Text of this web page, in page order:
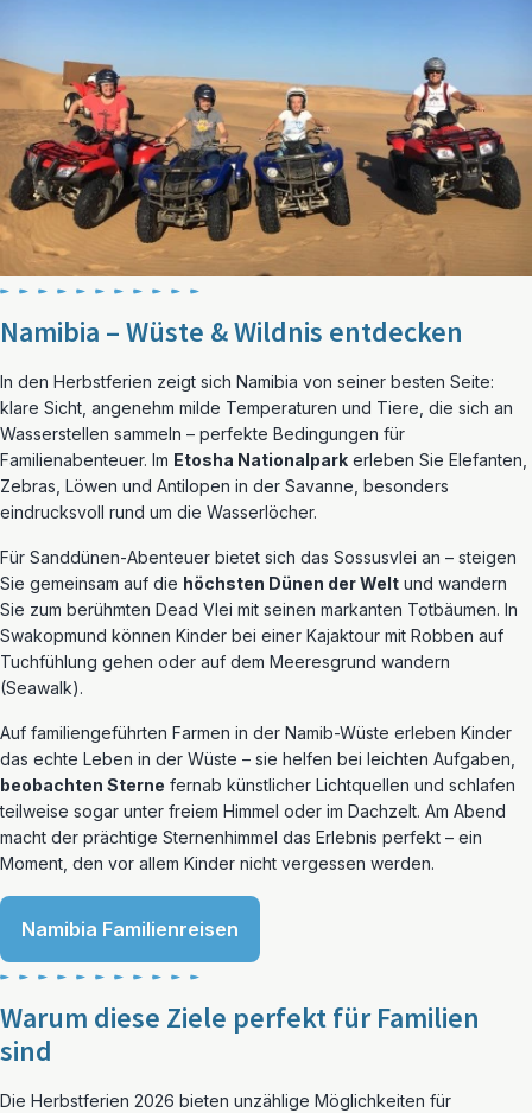
Namibia – Wüste & Wildnis entdecken
In den Herbstferien zeigt sich Namibia von seiner besten Seite:
klare Sicht, angenehm milde Temperaturen und Tiere, die sich an
Wasserstellen sammeln – perfekte Bedingungen für
Familienabenteuer. Im Etosha Nationalpark erleben Sie Elefanten,
Zebras, Löwen und Antilopen in der Savanne, besonders
eindrucksvoll rund um die Wasserlöcher.
Für Sanddünen-Abenteuer bietet sich das Sossusvlei an – steigen
Sie gemeinsam auf die höchsten Dünen der Welt und wandern
Sie zum berühmten Dead Vlei mit seinen markanten Totbäumen. In
Swakopmund können Kinder bei einer Kajaktour mit Robben auf
Tuchfühlung gehen oder auf dem Meeresgrund wandern
(Seawalk).
Auf familiengeführten Farmen in der Namib-Wüste erleben Kinder
das echte Leben in der Wüste – sie helfen bei leichten Aufgaben,
beobachten Sterne fernab künstlicher Lichtquellen und schlafen
teilweise sogar unter freiem Himmel oder im Dachzelt. Am Abend
macht der prächtige Sternenhimmel das Erlebnis perfekt – ein
Moment, den vor allem Kinder nicht vergessen werden.
Namibia Familienreisen
Warum diese Ziele perfekt für Familien
sind
Die Herbstferien 2026 bieten unzählige Möglichkeiten für